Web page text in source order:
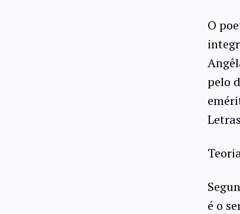
O
pelo
é o